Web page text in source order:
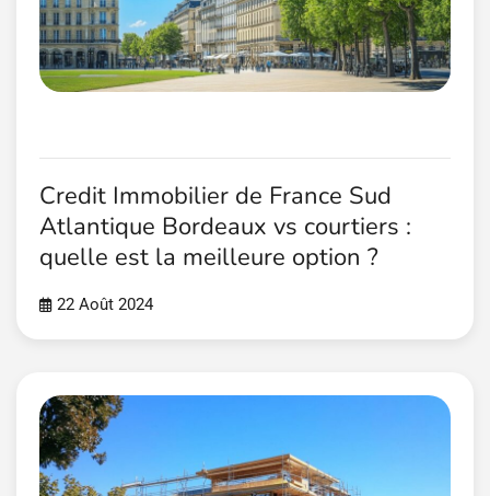
Credit Immobilier de France Sud
Atlantique Bordeaux vs courtiers :
quelle est la meilleure option ?
22 Août 2024